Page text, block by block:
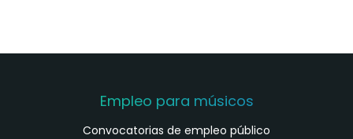
Empleo para músicos
Convocatorias de empleo público